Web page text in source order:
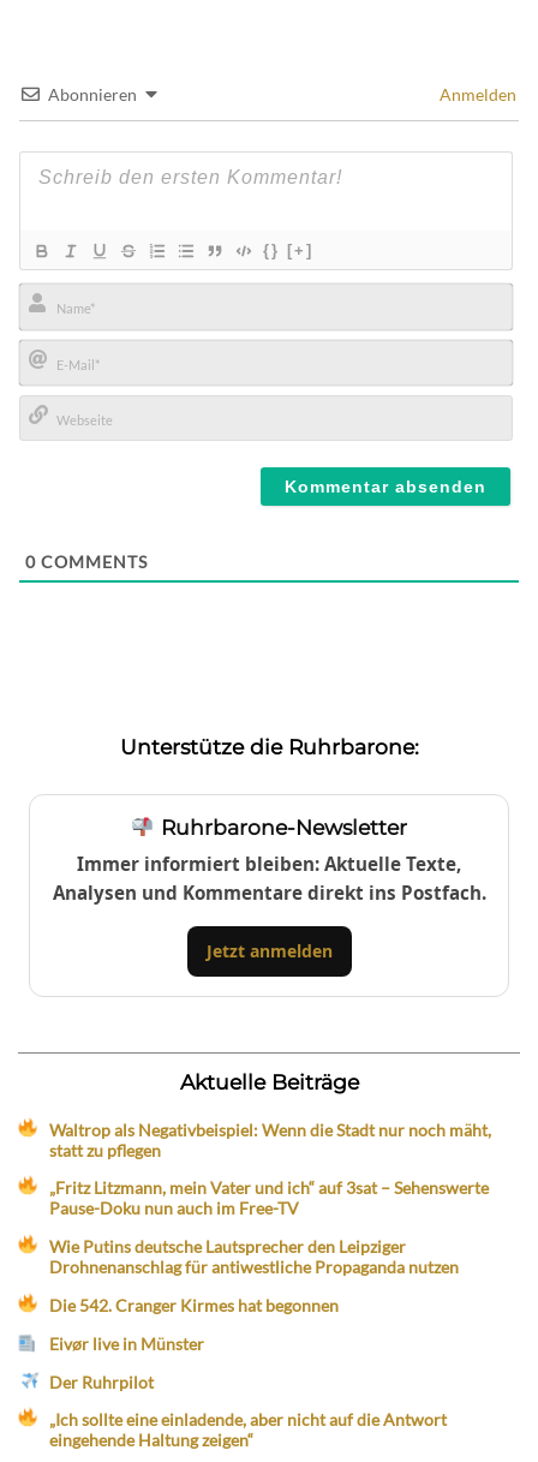
Abonnieren Anmelden
{} [+]
Name*
E-
Mail*
0 COMMENTS
Unterstütze die Ruhrbarone:
Ruhrbarone-Newsletter
Immer informiert bleiben: Aktuelle Texte,
Analysen und Kommentare direkt ins Postfach.
Jetzt anmelden
Aktuelle Beiträge
Waltrop als Negativbeispiel: Wenn die Stadt nur noch mäht,
statt zu pflegen
„Fritz Litzmann, mein Vater und ich“ auf 3sat – Sehenswerte
Pause-Doku nun auch im Free-TV
Wie Putins deutsche Lautsprecher den Leipziger
Drohnenanschlag für antiwestliche Propaganda nutzen
Die 542. Cranger Kirmes hat begonnen
Eivør live in Münster
Der Ruhrpilot
„Ich sollte eine einladende, aber nicht auf die Antwort
eingehende Haltung zeigen“